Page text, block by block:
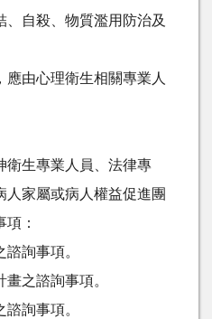
自殺、物質濫用防治及
由心理衛生相關專業人
衛生專業人員、法律專
人家屬或病人權益促進團
：
詢事項。
之諮詢事項。
詢事項。